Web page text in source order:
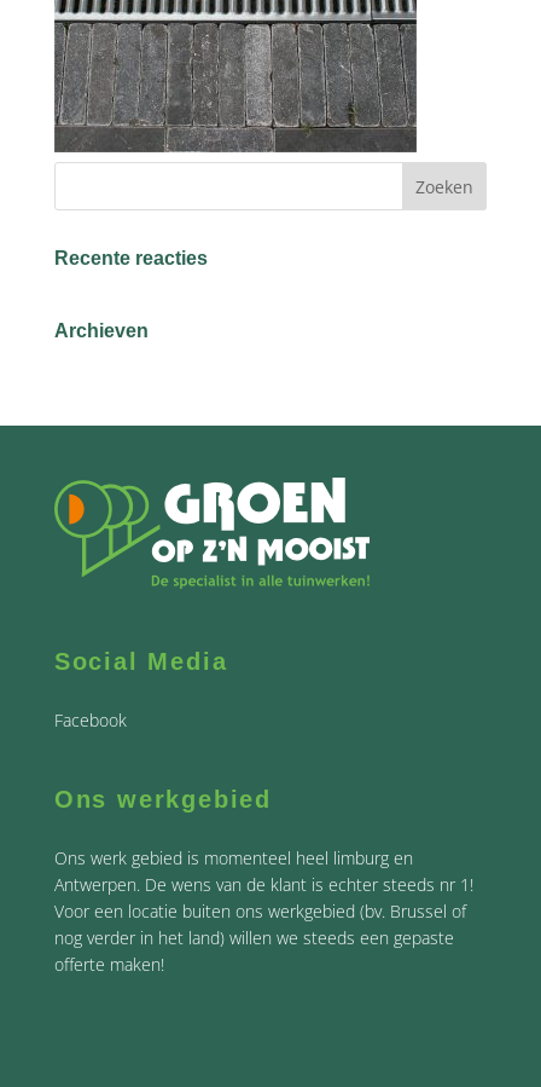
Recente reacties
Archieven
Social Media
Facebook
Ons werkgebied
Ons werk gebied is momenteel heel limburg en
Antwerpen. De wens van de klant is echter steeds nr 1!
Voor een locatie buiten ons werkgebied (bv. Brussel of
nog verder in het land) willen we steeds een gepaste
offerte maken!